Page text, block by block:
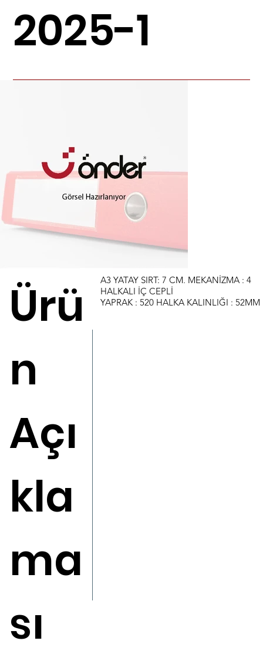
2025-1
Ürü
n
Açı
kla
ma
sı
A3 YATAY SIRT: 7 CM. MEKANİZMA : 4
HALKALI İÇ CEPLİ
YAPRAK : 520 HALKA KALINLIĞI : 52MM